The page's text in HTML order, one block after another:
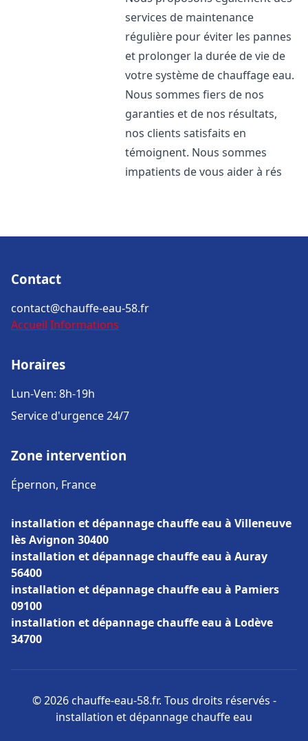
services de maintenance
régulière pour éviter les pannes
et prolonger la durée de vie de
votre système de chauffage eau.
Nous sommes fiers de nos
garanties et de nos résultats,
nos clients satisfaits en
témoignent. Nous sommes
impatients de vous aider à rés
Contact
contact@chauffe-eau-58.fr
Accueil Informations
Horaires
Lun-Ven: 8h-19h
Service d'urgence 24/7
Zone intervention
Épernon, France
installation et dépannage chauffe eau à Villeneuve
lès Avignon 30400
installation et dépannage chauffe eau à Auray
56400
installation et dépannage chauffe eau à Pamiers
09100
installation et dépannage chauffe eau à Lodève
34700
© 2026 chauffe-eau-58.fr. Tous droits réservés -
installation et dépannage chauffe eau